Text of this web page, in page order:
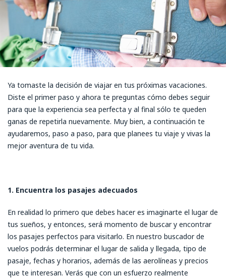
Ya tomaste la decisión de viajar en tus próximas vacaciones.
Diste el primer paso y ahora te preguntas cómo debes seguir
para que la experiencia sea perfecta y al final sólo te queden
ganas de repetirla nuevamente. Muy bien, a continuación te
ayudaremos, paso a paso, para que planees tu viaje y vivas la
mejor aventura de tu vida.
1. Encuentra los pasajes adecuados
En realidad lo primero que debes hacer es imaginarte el lugar de
tus sueños, y entonces, será momento de buscar y encontrar
los pasajes perfectos para visitarlo. En nuestro buscador de
vuelos podrás determinar el lugar de salida y llegada, tipo de
pasaje, fechas y horarios, además de las aerolíneas y precios
que te interesan. Verás que con un esfuerzo realmente